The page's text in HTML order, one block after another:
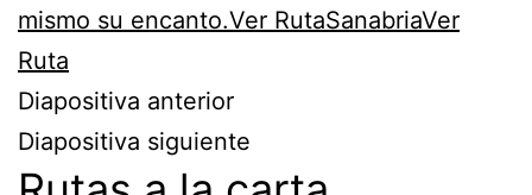
mismo su encanto.Ver RutaSanabriaVer
Ruta
Diapositiva anterior
Diapositiva siguiente